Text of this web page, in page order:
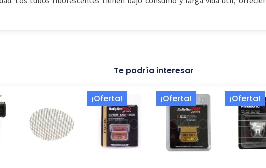
Te podría interesar
actual
¡Oferta!
El
precio
original
era:
52,50 €.
El
precio
actual
es:
36,00 €.
¡Oferta!
El
precio
original
era:
52,50 €.
El
precio
actual
es:
36,00 €.
¡Oferta!
El
El